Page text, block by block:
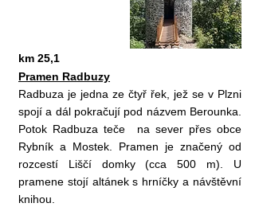
km 25,1
Pramen Radbuzy
Radbuza je jedna ze čtyř řek, jež se v Plzni
spojí a dál pokračují pod názvem Berounka.
Potok Radbuza teče na sever přes obce
Rybník a Mostek. Pramen je značený od
rozcestí Liščí domky (cca 500 m). U
pramene stojí altánek s hrníčky a návštěvní
knihou.